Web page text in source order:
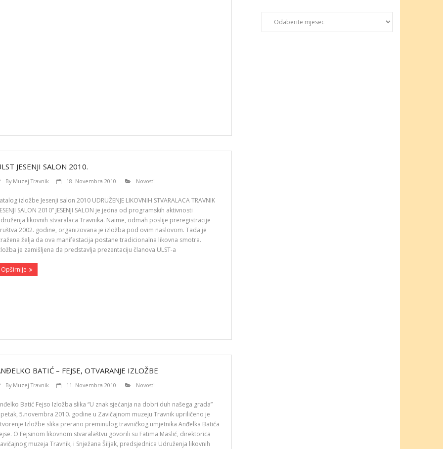
JESENJI SALON 2010.
By Muzej Travnik 18. Novembra 2010. Novosti
izložbe Jesenji salon 2010 UDRUŽENJE LIKOVNIH STVARALACA TRAVNIK
SALON 2010” JESENJI SALON je jedna od programskih aktivnosti
likovnih stvaralaca Travnika. Naime, odmah poslije preregistracije
2002. godine, organizovana je izložba pod ovim naslovom. Tada je
želja da ova manifestacija postane tradicionalna likovna smotra.
je zamišljena da predstavlja prezentaciju članova ULST-a
Opširnije
BATIĆ – FEJSE, OTVARANJE IZLOŽBE
By Muzej Travnik 11. Novembra 2010. Novosti
Batić Fejso Izložba slika “U znak sjećanja na dobri duh našega grada”
5.novembra 2010. godine u Zavičajnom muzeju Travnik upriličeno je
Izložbe slika prerano preminulog travničkog umjetnika Anđelka Batića
O Fejsinom likovnom stvaralaštvu govorili su Fatima Maslić, direktorica
muzeja Travnik, i Snježana Šiljak, predsjednica Udruženja likovnih
Arhiva
događaja